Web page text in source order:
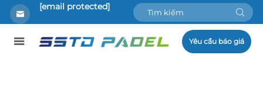
[email protected]
Yêu cầu báo giá